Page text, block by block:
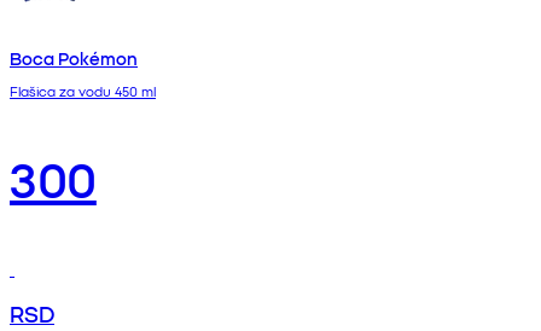
Boca Pokémon
Flašica za vodu 450 ml
300
RSD